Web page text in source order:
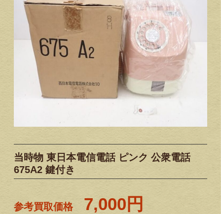
当時物 東日本電信電話 ピンク 公衆電話
675A2 鍵付き
参考買取価格 7,000円